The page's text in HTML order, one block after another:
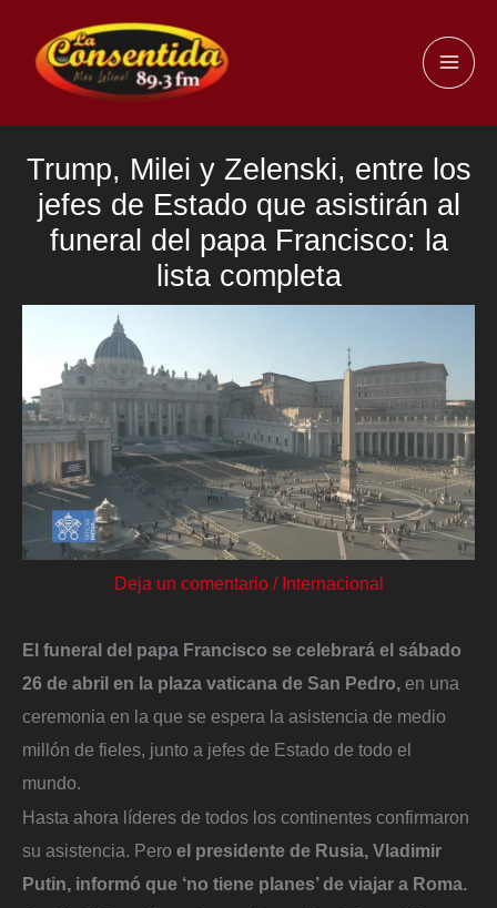
contenido
Trump, Milei y Zelenski, entre los
jefes de Estado que asistirán al
funeral del papa Francisco: la
lista completa
Deja un comentario / Internacional
El funeral del papa Francisco se celebrará el sábado
26 de abril en la plaza vaticana de San Pedro, en una
ceremonia en la que se espera la asistencia de medio
millón de fieles, junto a jefes de Estado de todo el
mundo.
Hasta ahora líderes de todos los continentes confirmaron
su asistencia. Pero el presidente de Rusia, Vladimir
Putin, informó que ‘no tiene planes’ de viajar a Roma.